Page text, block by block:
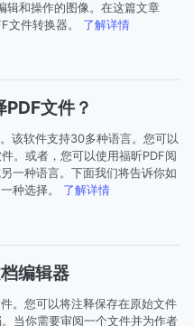
辑和操作的图像。在这篇文章
文件转换器。 了解详情
文件？
该软件支持30多种语言。您可以
。或者，您可以使用福昕PDF阅
一种语言。下面我们将告诉你如
种选择。 了解详情
编辑器
。您可以将注释保存在原始文件
当你需要审阅一个文件并为作者